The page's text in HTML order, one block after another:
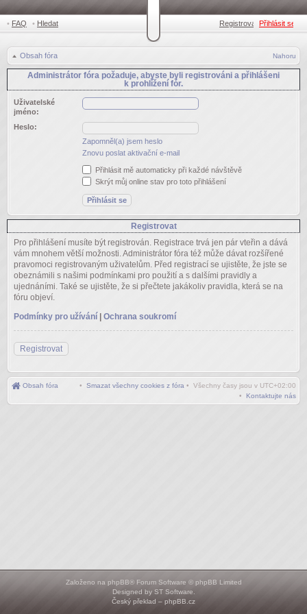
• FAQ • Hledat Registrovat •
Přihlásit se
Obsah fóra Nahoru
Administrátor fóra požaduje, abyste byli registrováni a přihlášeni
k prohlížení fór.
Uživatelské
jméno:
Heslo:
Zapomněl(a) jsem heslo
Znovu poslat aktivační e-mail
Přihlásit mě automaticky při každé návštěvě
Skrýt můj online stav pro toto přihlášení
Registrovat
Pro přihlášení musíte být registrován. Registrace trvá jen pár vteřin a dává
vám mnohem větší možnosti. Administrátor fóra též může dávat rozšířené
pravomoci registrovaným uživatelům. Před registrací se ujistěte, že jste se
obeznámili s našimi podmínkami pro použití a s dalšími pravidly a
ujednáními. Také se ujistěte, že si přečtete jakákoliv pravidla, která se na
fóru objeví.
Podmínky pro užívání
Ochrana soukromí
Registrovat
Obsah fóra • Všechny časy jsou v UTC+02:00
• Smazat všechny cookies z fóra
• Kontaktujte nás
Založeno na phpBB® Forum Software © phpBB Limited
Designed by ST Software
Český překlad – phpBB.cz